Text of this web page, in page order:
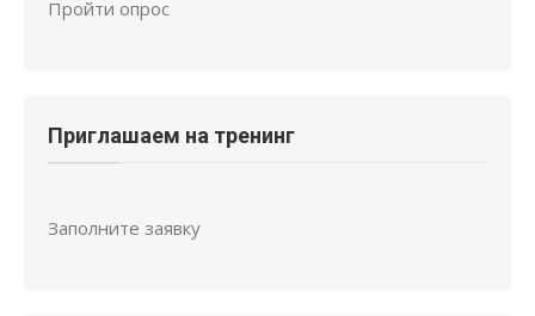
Пройти опрос
Приглашаем на тренинг
Заполните заявку